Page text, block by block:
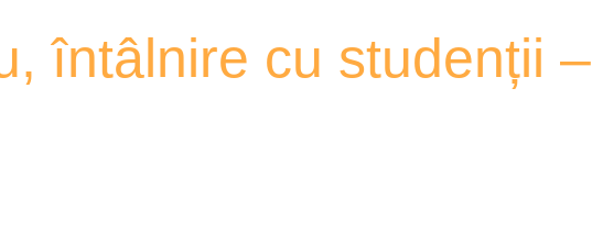
întâlnire cu studenții –